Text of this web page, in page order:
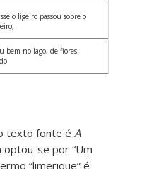
ligeiro passou sobre o
bem no lago, de flores
texto fonte é A
se por “Um
“limerique” é